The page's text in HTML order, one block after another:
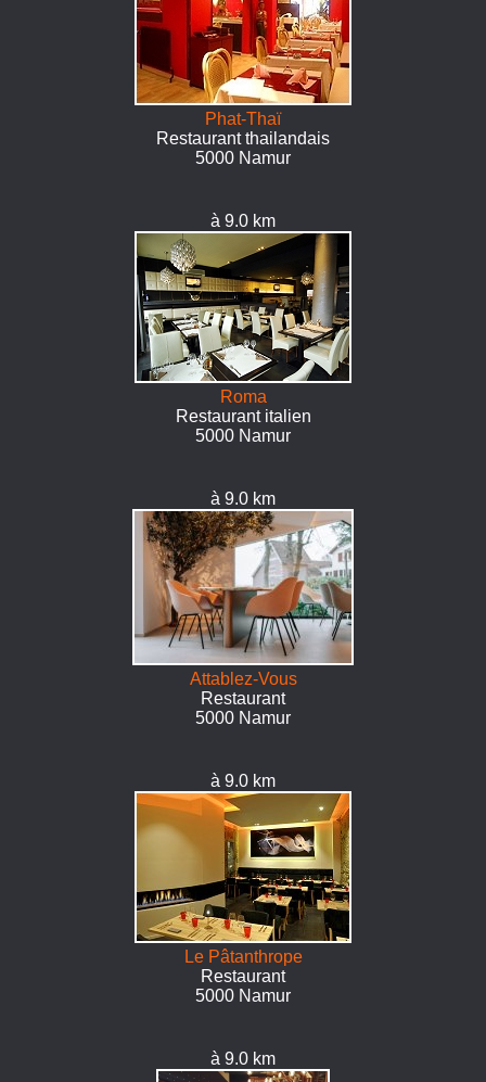
Phat-Thaï
Restaurant thailandais
5000 Namur
à 9.0 km
Roma
Restaurant italien
5000 Namur
à 9.0 km
Attablez-Vous
Restaurant
5000 Namur
à 9.0 km
Le Pâtanthrope
Restaurant
5000 Namur
à 9.0 km